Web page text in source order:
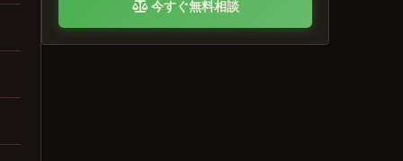
今すぐ無料相談